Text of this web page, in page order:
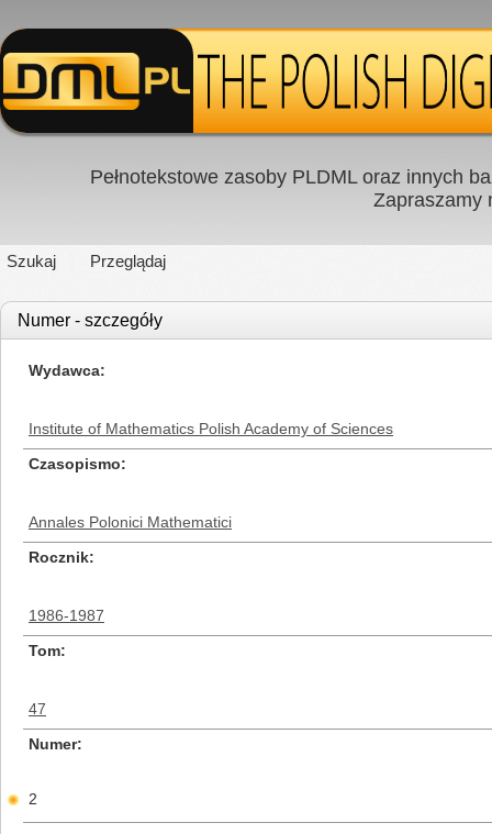
Pełnotekstowe zasoby PLDML oraz innych
Zapraszamy
Szukaj Przeglądaj
Numer - szczegóły
Wydawca
Institute of Mathematics Polish Academy of Sciences
Czasopismo
Annales Polonici Mathematici
Rocznik
1986-1987
Tom
47
Numer
2